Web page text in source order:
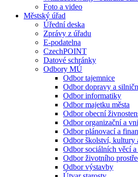
Foto a video
Městský úřad
Úřední deska
Zprávy z úřadu
E-podatelna
CzechPOINT
Datové schránky
Odbory MÚ
Odbor tajemnice
Odbor dopravy a
Odbor informatiky
Odbor majetku města
Odbor obecní
Odbor organizační a
Odbor plánovací a
Odbor školství, kultury
Odbor sociálních věcí
Odbor životního
Odbor výstavby